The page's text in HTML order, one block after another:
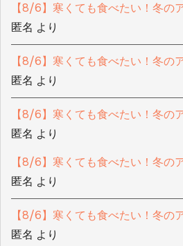
【8/6】寒くても食べたい！冬の
匿名 より
【8/6】寒くても食べたい！冬の
匿名 より
【8/6】寒くても食べたい！冬の
匿名 より
【8/6】寒くても食べたい！冬の
匿名 より
【8/6】寒くても食べたい！冬の
匿名 より